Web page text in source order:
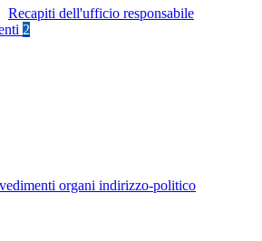
Recapiti dell'ufficio responsabile
2
organi indirizzo-politico